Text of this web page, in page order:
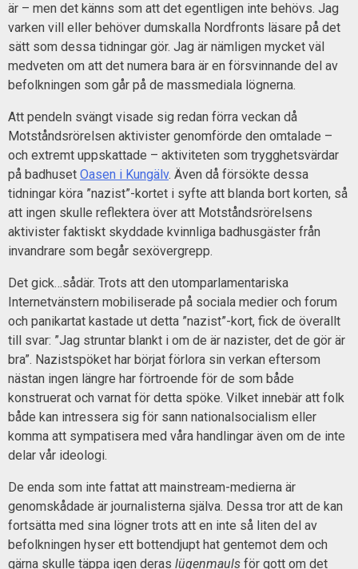
är – men det känns som att det egentligen inte behövs. Jag
varken vill eller behöver dumskalla Nordfronts läsare på det
sätt som dessa tidningar gör. Jag är nämligen mycket väl
medveten om att det numera bara är en försvinnande del av
befolkningen som går på de massmediala lögnerna.
Att pendeln svängt visade sig redan förra veckan då
Motståndsrörelsen aktivister genomförde den omtalade –
och extremt uppskattade – aktiviteten som trygghetsvärdar
på badhuset Oasen i Kungälv. Även då försökte dessa
tidningar köra ”nazist”-kortet i syfte att blanda bort korten, så
att ingen skulle reflektera över att Motståndsrörelsens
aktivister faktiskt skyddade kvinnliga badhusgäster från
invandrare som begår sexövergrepp.
Det gick…sådär. Trots att den utomparlamentariska
Internetvänstern mobiliserade på sociala medier och forum
och panikartat kastade ut detta ”nazist”-kort, fick de överallt
till svar: ”Jag struntar blankt i om de är nazister, det de gör är
bra”. Nazistspöket har börjat förlora sin verkan eftersom
nästan ingen längre har förtroende för de som både
konstruerat och varnat för detta spöke. Vilket innebär att folk
både kan intressera sig för sann nationalsocialism eller
komma att sympatisera med våra handlingar även om de inte
delar vår ideologi.
De enda som inte fattat att mainstream-medierna är
genomskådade är journalisterna själva. Dessa tror att de kan
fortsätta med sina lögner trots att en inte så liten del av
befolkningen hyser ett bottendjupt hat gentemot dem och
gärna skulle täppa igen deras lügenmauls för gott om det